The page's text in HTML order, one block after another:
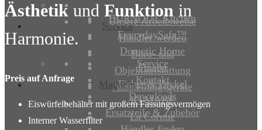
BURNOUT Kitchen
EverydaySafe™
Dometic Home
Fhiaba
Fisher & Paykel
IO MABE
La Cornue
Unsere Arbeitsweise
Händler werden
Büro- und
Objektausstattung
Ausstellungsgeräte
Service
Service
Kontakt
Downloads
Ersatzteile & Zubehör
Magazin
Ästhetik und Funktion in
Harmonie.
Preis auf Anfrage
Eiswürfelbehälter mit großem Fassungsvermögen
Interner Wasserfilter